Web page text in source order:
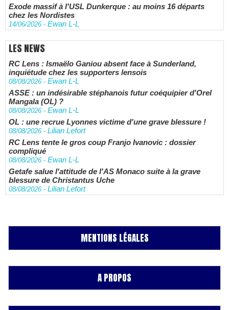
Exode massif à l'USL Dunkerque : au moins 16 départs
chez les Nordistes
14/06/2026 - Ewan L-L
LES NEWS
RC Lens : Ismaëlo Ganiou absent face à Sunderland,
inquiétude chez les supporters lensois
08/08/2026 - Ewan L-L
ASSE : un indésirable stéphanois futur coéquipier d'Orel
Mangala (OL) ?
08/08/2026 - Ewan L-L
OL : une recrue Lyonnes victime d'une grave blessure !
08/08/2026 - Lilian Lefort
RC Lens tente le gros coup Franjo Ivanovic : dossier
compliqué
08/08/2026 - Ewan L-L
Getafe salue l'attitude de l'AS Monaco suite à la grave
blessure de Christantus Uche
08/08/2026 - Lilian Lefort
MENTIONS LÉGALES
A PROPOS